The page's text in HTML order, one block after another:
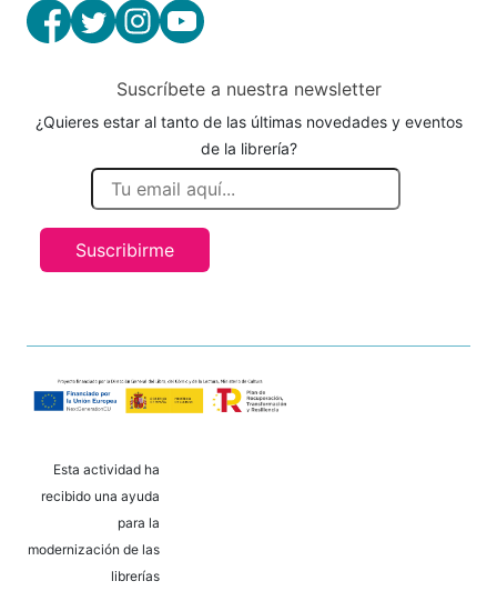
Suscríbete a nuestra newsletter
¿Quieres estar al tanto de las últimas novedades y eventos
de la librería?
Suscribirme
Esta actividad ha
recibido una ayuda
para la
modernización de las
librerías